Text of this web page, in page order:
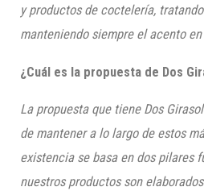
y productos de coctelería,
manteniendo siempre el acento
¿Cuál es la propuesta de Dos
La propuesta que tiene Dos
de mantener a lo largo de estos
existencia se basa en dos pilares
nuestros productos son